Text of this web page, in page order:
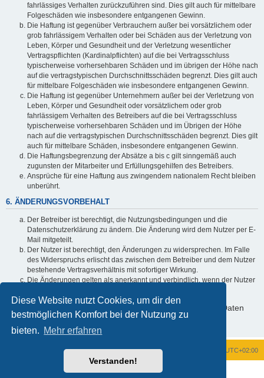
Diese Website nutzt Cookies, um dir den
bestmöglichen Komfort bei der Nutzung zu
bieten. Mehr erfahren
Verstanden!
fahrlässiges Verhalten zurückzuführen sind. Dies gilt auch für mittelbare
Folgeschäden wie insbesondere entgangenen Gewinn.
Die Haftung ist gegenüber Verbrauchern außer bei vorsätzlichem oder
grob fahrlässigem Verhalten oder bei Schäden aus der Verletzung von
Leben, Körper und Gesundheit und der Verletzung wesentlicher
Vertragspflichten (Kardinalpflichten) auf die bei Vertragsschluss
typischerweise vorhersehbaren Schäden und im übrigen der Höhe nach
auf die vertragstypischen Durchschnittsschäden begrenzt. Dies gilt auch
für mittelbare Folgeschäden wie insbesondere entgangenen Gewinn.
Die Haftung ist gegenüber Unternehmern außer bei der Verletzung von
Leben, Körper und Gesundheit oder vorsätzlichem oder grob
fahrlässigem Verhalten des Betreibers auf die bei Vertragsschluss
typischerweise vorhersehbaren Schäden und im Übrigen der Höhe
nach auf die vertragstypischen Durchschnittsschäden begrenzt. Dies gilt
auch für mittelbare Schäden, insbesondere entgangenen Gewinn.
Die Haftungsbegrenzung der Absätze a bis c gilt sinngemäß auch
zugunsten der Mitarbeiter und Erfüllungsgehilfen des Betreibers.
Ansprüche für eine Haftung aus zwingendem nationalem Recht bleiben
unberührt.
6. ÄNDERUNGSVORBEHALT
Der Betreiber ist berechtigt, die Nutzungsbedingungen und die
Datenschutzerklärung zu ändern. Die Änderung wird dem Nutzer per E-
Mail mitgeteilt.
Der Nutzer ist berechtigt, den Änderungen zu widersprechen. Im Falle
des Widerspruchs erlischt das zwischen dem Betreiber und dem Nutzer
bestehende Vertragsverhältnis mit sofortiger Wirkung.
Die Änderungen gelten als anerkannt und verbindlich, wenn der Nutzer
Informationen über den Umgang mit deinen persönlichen Daten
sind in der Datenschutzerklärung enthalten.
Foren-Übersicht UTC+02:00
Powered by
® Forum Software © phpBB Limited